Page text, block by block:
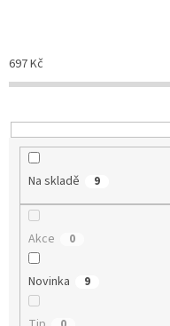
o
d
k
t
697Kč
Na skladě 9
Akce 0
Novinka 9